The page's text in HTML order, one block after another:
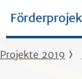
Projekte 2019